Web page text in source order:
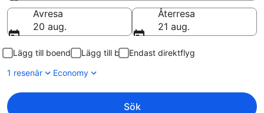
Till
Avresa
20 aug.
Återresa
21 aug.
Lägg till boende Lägg till bil
Endast direktflyg
1 resenär
Economy
Sök